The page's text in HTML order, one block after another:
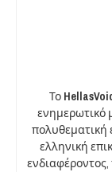
Το
ενημερωτικό
ελληνική